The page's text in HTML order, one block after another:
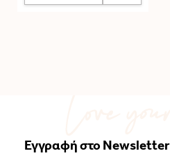
Εγγραφή στο Newsletter